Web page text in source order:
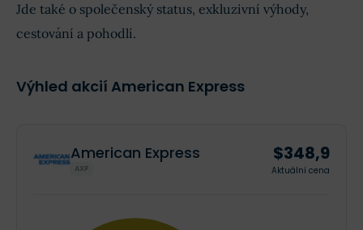
Jde také o společenský status, exkluzivní výhody,
cestování a pohodlí.
Výhled akcií American Express
American Express
AXP
$348,9
Aktuální cena